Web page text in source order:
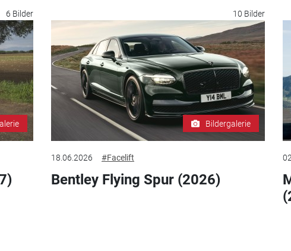
6 Bilder 10 Bilder
Bildergalerie
18.06.2026 #Facelift
Bentley Flying Spur (2026)